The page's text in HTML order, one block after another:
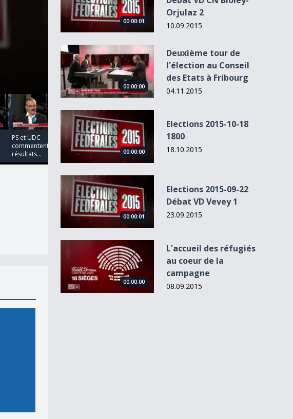
PS et UDC
commentent les
résultats...
00:00:01
Orjulaz 2
10.09.2015
Deuxième tour de l&#039;élection au Conseil des Etats à
00:00:00
Deuxième tour de
l'élection au Conseil
des Etats à Fribourg
04.11.2015
Elections 2015-10-18 1800
00:00:00
Elections 2015-10-18
1800
18.10.2015
Elections 2015-09-22 Débat VD Vevey 1
00:00:01
Elections 2015-09-22
Débat VD Vevey 1
23.09.2015
L&#039;accueil des réfugiés au coeur de la campagne
00:00:00
L'accueil des réfugiés
au coeur de la
campagne
08.09.2015